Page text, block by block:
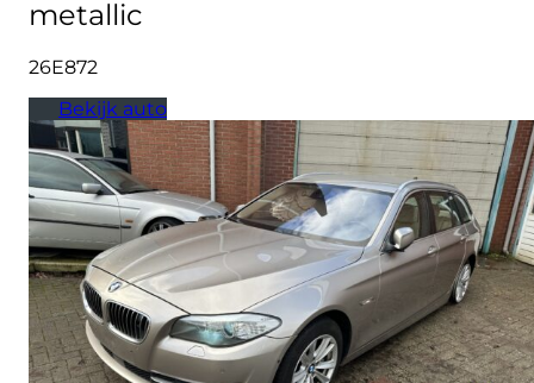
metallic
26E872
Bekijk auto